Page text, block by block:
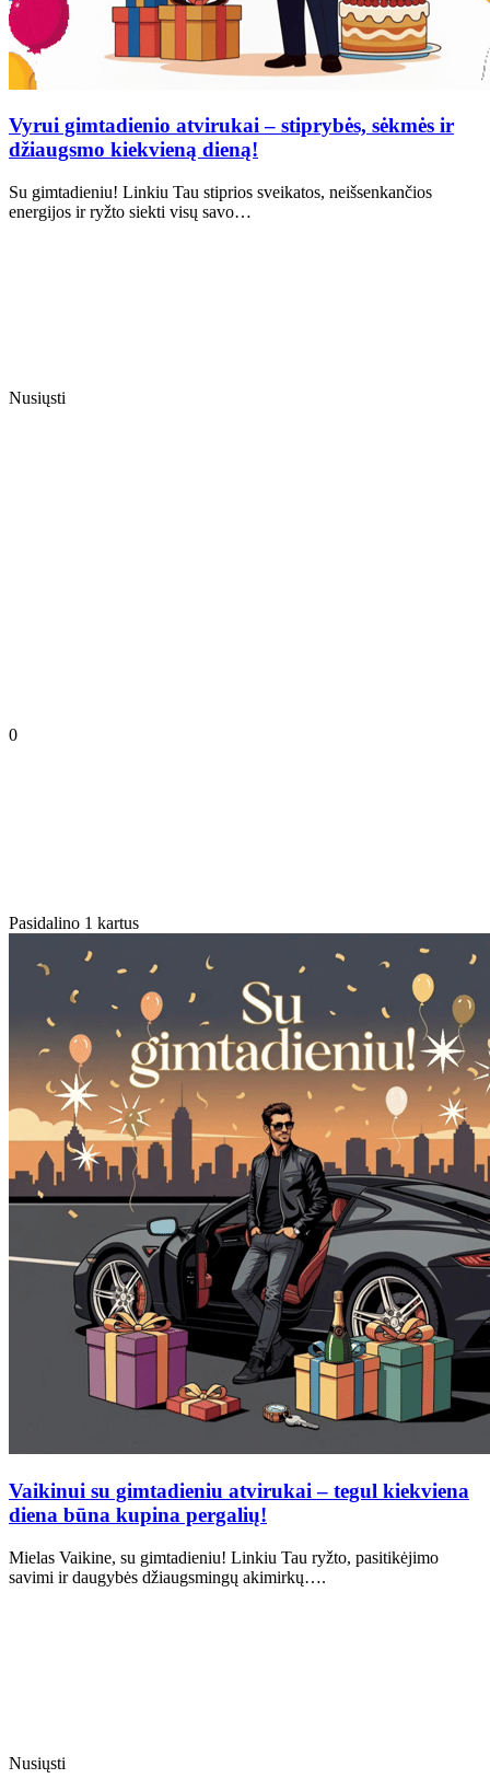
Vyrui gimtadienio atvirukai – stiprybės, sėkmės ir
džiaugsmo kiekvieną dieną!
Su gimtadieniu! Linkiu Tau stiprios sveikatos, neišsenkančios
energijos ir ryžto siekti visų savo…
Nusiųsti
0
Pasidalino 1 kartus
Vaikinui su gimtadieniu atvirukai – tegul kiekviena
diena būna kupina pergalių!
Mielas Vaikine, su gimtadieniu! Linkiu Tau ryžto, pasitikėjimo
savimi ir daugybės džiaugsmingų akimirkų….
Nusiųsti